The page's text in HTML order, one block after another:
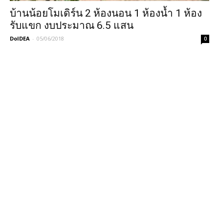
บ้านน้อยโมเดิร์น 2 ห้องนอน 1 ห้องน้ำ 1 ห้อง
รับแขก งบประมาณ 6.5 แสน
DoIDEA - 05/06/2018 0